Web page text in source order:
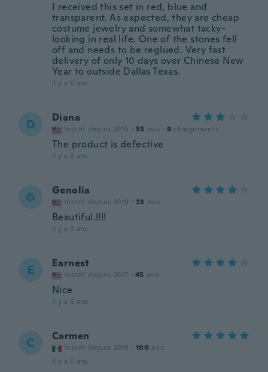
I received this set in red, blue and
transparent. As expected, they are cheap
costume jewelry and somewhat tacky-
looking in real life. One of the stones fell
off and needs to be reglued. Very fast
delivery of only 10 days over Chinese New
Year to outside Dallas Texas.
il y a 6 ans
D Diana
Inscrit depuis 2015 · 53 avis · 9 chargements
The product is defective
il y a 6 ans
G Genolia
Inscrit depuis 2019 · 23 avis
Beautiful.!!!!
il y a 6 ans
E Earnest
Inscrit depuis 2017 · 45 avis
Nice
il y a 6 ans
C Carmen
Inscrit depuis 2019 · 100 avis
il y a 6 ans